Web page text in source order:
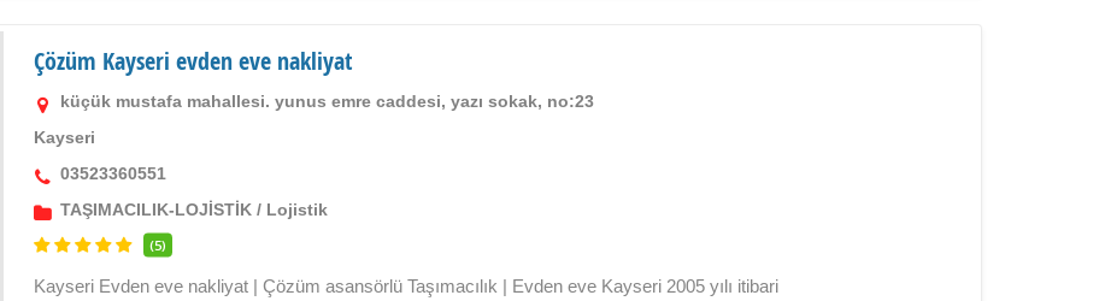
Çözüm Kayseri evden eve nakliyat
küçük mustafa mahallesi. yunus emre caddesi, yazı sokak, no:23
Kayseri
03523360551
TAŞIMACILIK-LOJİSTİK / Lojistik
(5)
Kayseri Evden eve nakliyat | Çözüm asansörlü Taşımacılık | Evden eve Kayseri 2005 yılı itibari